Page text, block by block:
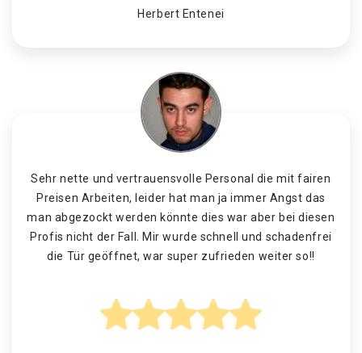
Herbert Entenei
Sehr nette und vertrauensvolle Personal die mit fairen
Preisen Arbeiten, leider hat man ja immer Angst das
man abgezockt werden könnte dies war aber bei diesen
Profis nicht der Fall. Mir wurde schnell und schadenfrei
die Tür geöffnet, war super zufrieden weiter so!!